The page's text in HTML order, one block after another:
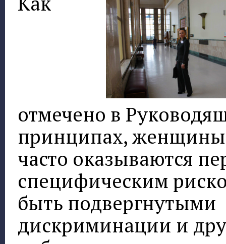
отмечено в
принципах, женщины
часто оказываются
специфическим
быть подвергнутыми
дискриминации и